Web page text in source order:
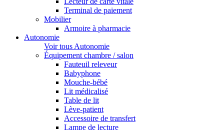
Terminal de paiement
Mobilier
Armoire à pharmacie
Autonomie
Voir tous Autonomie
Équipement chambre / salon
Fauteuil releveur
Babyphone
Mouche-bébé
Lit médicalisé
Table de lit
Lève-patient
Accessoire de transfert
Lampe de lecture